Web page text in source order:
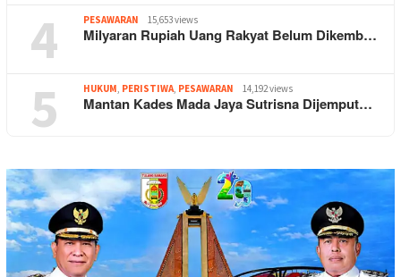
4 PESAWARAN 15,653 views
Milyaran Rupiah Uang Rakyat Belum Dikemb…
5 HUKUM, PERISTIWA, PESAWARAN 14,192 views
Mantan Kades Mada Jaya Sutrisna Dijemput…